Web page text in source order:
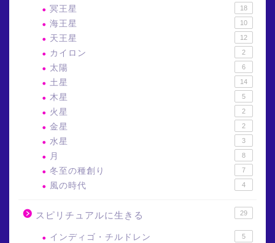
冥王星 18
海王星 10
天王星 12
カイロン 2
太陽 6
土星 14
木星 5
火星 2
金星 2
水星 3
月 8
冬至の種創り 7
風の時代 4
スピリチュアルに生きる 29
インディゴ・チルドレン 5